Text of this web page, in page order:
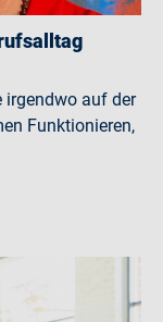
irgendwo auf der
Funktionieren,